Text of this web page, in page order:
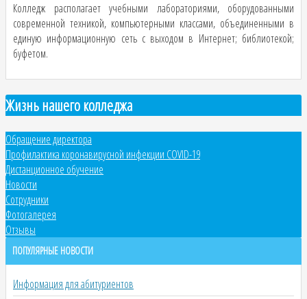
Колледж располагает учебными лабораториями, оборудованными
современной техникой, компьютерными классами, объединенными в
единую информационную сеть с выходом в Интернет; библиотекой;
буфетом.
Жизнь нашего колледжа
Обращение директора
Профилактика коронавирусной инфекции COVID-19
Дистанционное обучение
Новости
Сотрудники
Фотогалерея
Отзывы
ПОПУЛЯРНЫЕ НОВОСТИ
Информация для абитуриентов